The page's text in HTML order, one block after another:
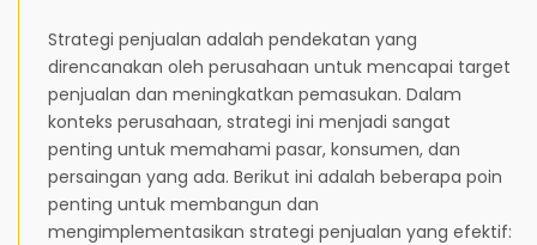
Strategi penjualan adalah pendekatan yang
direncanakan oleh perusahaan untuk mencapai target
penjualan dan meningkatkan pemasukan. Dalam
konteks perusahaan, strategi ini menjadi sangat
penting untuk memahami pasar, konsumen, dan
persaingan yang ada. Berikut ini adalah beberapa poin
penting untuk membangun dan
mengimplementasikan strategi penjualan yang efektif: